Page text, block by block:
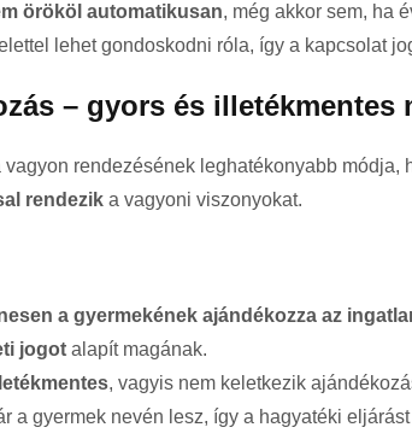
örököl automatikusan, még akkor sem, ha
lehet gondoskodni róla, így a kapcsolat
– gyors és illetékmentes
vagyon rendezésének leghatékonyabb módja,
rendezik a vagyoni viszonyokat.
a gyermekének ajándékozza az
jogot alapít magának.
, vagyis nem keletkezik
a gyermek nevén lesz, így a hagyatéki